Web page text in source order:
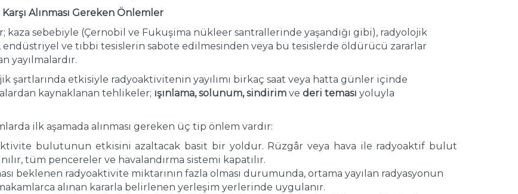
Alınması Gereken Önlemler
kaza sebebiyle (Çernobil ve Fukuşima nükleer santrallerinde yaşandığı gibi), radyolojik
ve tıbbi tesislerin sabote edilmesinden veya bu tesislerde öldürücü zararlar
yayılmalardır.
şartlarında etkisiyle radyoaktivitenin yayılımı birkaç saat veya hatta günler içinde
kaynaklanan tehlikeler; ışınlama, solunum, sindirim ve deri teması yoluyla
ilk aşamada alınması gereken üç tip önlem vardır:
bulutunun etkisini azaltacak basit bir yoldur. Rüzgâr veya hava ile radyoaktif bulut
tüm pencereler ve havalandırma sistemi kapatılır.
beklenen radyoaktivite miktarının fazla olması durumunda, ortama yayılan radyasyonun
alınan kararla belirlenen yerleşim yerlerinde uygulanır.